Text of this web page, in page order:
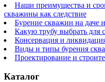
Наши преимущества и
скважины как следствие
Бурение скважин на даче
Какую трубу выбрать для
Консервация и
Виды и типы бурения
Проектирование и
Каталог